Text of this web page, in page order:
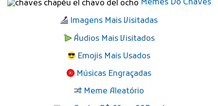
Memes Do Chaves
Imagens Mais Visitadas
Áudios Mais Visitados
Emojis Mais Usados
Músicas Engraçadas
Meme Aleatório